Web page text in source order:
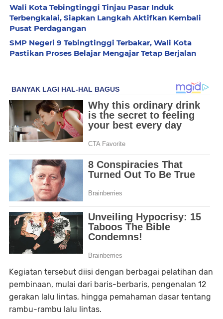
Wali Kota Tebingtinggi Tinjau Pasar Induk
Terbengkalai, Siapkan Langkah Aktifkan Kembali
Pusat Perdagangan
SMP Negeri 9 Tebingtinggi Terbakar, Wali Kota
Pastikan Proses Belajar Mengajar Tetap Berjalan
Kegiatan tersebut diisi dengan berbagai pelatihan dan
pembinaan, mulai dari baris-berbaris, pengenalan 12
gerakan lalu lintas, hingga pemahaman dasar tentang
rambu-rambu lalu lintas.